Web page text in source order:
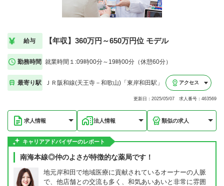
給与 【年収】360万円～650万円位 モデル
勤務時間 就業時間１:09時00分～19時00分（休憩60分）
最寄り駅 ＪＲ阪和線(天王寺－和歌山)「東岸和田駅」 アクセス
更新日：2025/05/07 求人番号：463569
求人情報 法人情報 類似の求人
キャリアアドバイザーのレポート
南海本線◎仲のよさが特徴的な薬局です！
地元岸和田で地域医療に貢献されているオーナーの人脈
で、他店舗との交流も多く、和気あいあいと非常に雰囲